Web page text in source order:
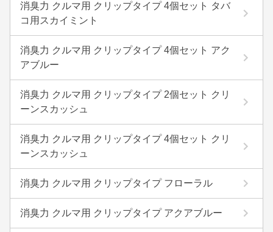
消臭力 クルマ用 クリップタイプ 4個セット タバ
コ用スカイミント
消臭力 クルマ用 クリップタイプ 4個セット アク
アブルー
消臭力 クルマ用 クリップタイプ 2個セット クリ
ーンスカッシュ
消臭力 クルマ用 クリップタイプ 4個セット クリ
ーンスカッシュ
消臭力 クルマ用 クリップタイプ フローラル
消臭力 クルマ用 クリップタイプ アクアブルー